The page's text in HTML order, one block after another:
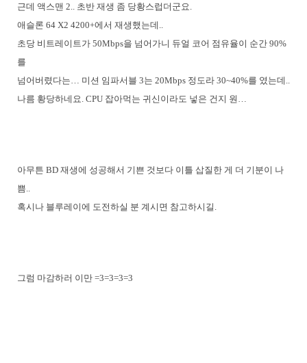
근데 액스맨 2.. 초반 재생 좀 당황스럽더군요.
애슬론 64 X2 4200+에서 재생했는데..
초당 비트레이트가 50Mbps을 넘어가니 듀얼 코어 점유율이 순간 90%
를
넘어버렸다는… 미션 임파서블 3는 20Mbps 정도라 30~40%를 였는데..
나름 황당하네요. CPU 잡아먹는 귀신이라도 넣은 건지 원…
아무튼 BD 재생에 성공해서 기쁜 것보다 이틀 삽질한 게 더 기분이 나
쁨..
혹시나 블루레이에 도전하실 분 계시면 참고하시길.
그럼 마감하러 이만 =3=3=3=3